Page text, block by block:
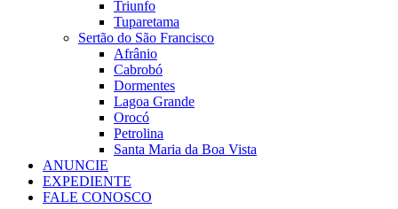
Triunfo
Tuparetama
Sertão do São Francisco
Afrânio
Cabrobó
Dormentes
Lagoa Grande
Orocó
Petrolina
Santa Maria da Boa Vista
ANUNCIE
EXPEDIENTE
FALE CONOSCO